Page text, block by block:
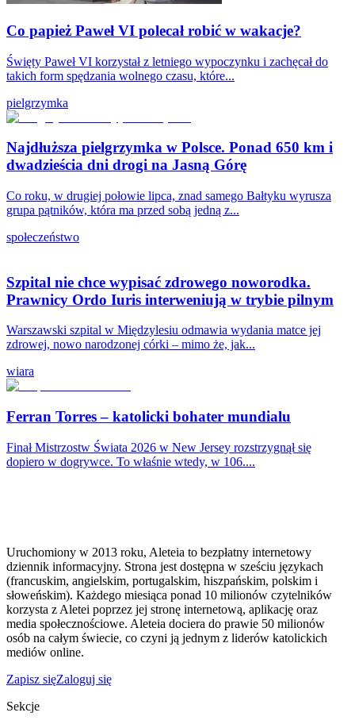
Co papież Paweł VI polecał robić w wakacje?
Święty Paweł VI korzystał z letniego wypoczynku i zachęcał do
takich form spędzania wolnego czasu, które...
pielgrzymka
Najdłuższa pielgrzymka w Polsce. Ponad 650 km i
dwadzieścia dni drogi na Jasną Górę
Co roku, w drugiej połowie lipca, znad samego Bałtyku wyrusza
grupa pątników, która ma przed sobą jedną z...
społeczeństwo
Szpital nie chce wypisać zdrowego noworodka.
Prawnicy Ordo Iuris interweniują w trybie pilnym
Warszawski szpital w Międzylesiu odmawia wydania matce jej
zdrowej, nowo narodzonej córki – mimo że, jak...
wiara
Ferran Torres – katolicki bohater mundialu
Finał Mistrzostw Świata 2026 w New Jersey rozstrzygnął się
dopiero w dogrywce. To właśnie wtedy, w 106....
Uruchomiony w 2013 roku, Aleteia to bezpłatny internetowy
dziennik informacyjny. Strona jest dostępna w sześciu językach
(francuskim, angielskim, portugalskim, hiszpańskim, polskim i
słoweńskim). Każdego miesiąca ponad 10 milionów czytelników
korzysta z Aletei poprzez jej stronę internetową, aplikację oraz
media społecznościowe. Aleteia dociera do prawie 50 milionów
osób na całym świecie, co czyni ją jednym z liderów katolickich
mediów online.
Zapisz sięZaloguj się
Sekcje